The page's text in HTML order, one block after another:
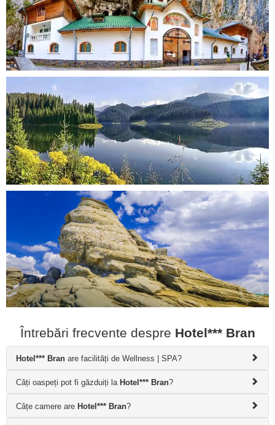
Întrebări frecvente despre Hotel*** Bran
Hotel*** Bran are facilități de Wellness | SPA?
Câți oaspeți pot fi găzduiți la Hotel*** Bran?
Câțe camere are Hotel*** Bran?